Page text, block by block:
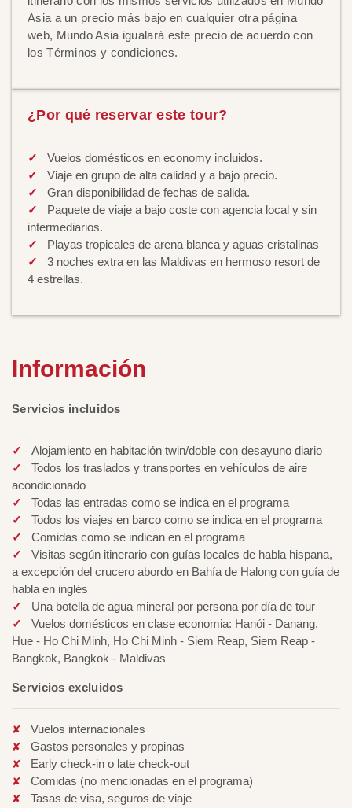
Asia a un precio más bajo en cualquier otra página
web, Mundo Asia igualará este precio de acuerdo con
los Términos y condiciones.
¿Por qué reservar este tour?
Vuelos domésticos en economy incluidos.
Viaje en grupo de alta calidad y a bajo precio.
Gran disponibilidad de fechas de salida.
Paquete de viaje a bajo coste con agencia local y sin
intermediarios.
Playas tropicales de arena blanca y aguas cristalinas
3 noches extra en las Maldivas en hermoso resort de
4 estrellas.
Información
Servicios incluidos
Alojamiento en habitación twin/doble con desayuno diario
Todos los traslados y transportes en vehículos de aire
acondicionado
Todas las entradas como se indica en el programa
Todos los viajes en barco como se indica en el programa
Comidas como se indican en el programa
Visitas según itinerario con guías locales de habla hispana,
a excepción del crucero abordo en Bahía de Halong con guía de
habla en inglés
Una botella de agua mineral por persona por día de tour
Vuelos domésticos en clase economia: Hanói - Danang,
Hue - Ho Chi Minh, Ho Chi Minh - Siem Reap, Siem Reap -
Bangkok, Bangkok - Maldivas
Servicios excluidos
Vuelos internacionales
Gastos personales y propinas
Early check-in o late check-out
Comidas (no mencionadas en el programa)
Tasas de visa, seguros de viaje